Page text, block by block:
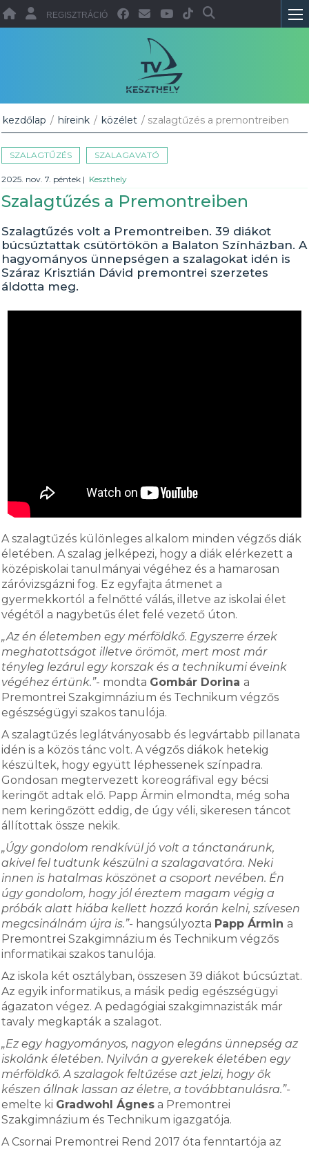
REGISZTRÁCIÓ
kezdőlap / híreink / közélet / szalagtűzés a premontreiben
SZALAGTŰZÉS SZALAGAVATÓ
2025. nov. 7. péntek | Keszthely
Szalagtűzés a Premontreiben
Szalagtűzés volt a Premontreiben. 39 diákot
búcsúztattak csütörtökön a Balaton Színházban. A
hagyományos ünnepségen a szalagokat idén is
Száraz Krisztián Dávid premontrei szerzetes
áldotta meg.
A szalagtűzés különleges alkalom minden végzős diák
életében. A szalag jelképezi, hogy a diák elérkezett a
középiskolai tanulmányai végéhez és a hamarosan
záróvizsgázni fog. Ez egyfajta átmenet a
gyermekkortól a felnőtté válás, illetve az iskolai élet
végétől a nagybetűs élet felé vezető úton.
„Az én életemben egy mérföldkő. Egyszerre érzek
meghatottságot illetve örömöt, mert most már
tényleg lezárul egy korszak és a technikumi éveink
végéhez értünk.”- mondta Gombár Dorinaa
Premontrei Szakgimnázium és Technikum végzős
egészségügyi szakos tanulója.
A szalagtűzés leglátványosabb és legvártabb pillanata
idén is a közös tánc volt. A végzős diákok hetekig
készültek, hogy együtt léphessenek színpadra.
Gondosan megtervezett koreográfival egy bécsi
keringőt adtak elő. Papp Ármin elmondta, még soha
nem keringőzött eddig, de úgy véli, sikeresen táncot
állítottak össze nekik.
„Úgy gondolom rendkívül jó volt a tánctanárunk,
akivel fel tudtunk készülni a szalagavatóra. Neki
innen is hatalmas köszönet a csoport nevében. Én
úgy gondolom, hogy jól éreztem magam végig a
próbák alatt hiába kellett hozzá korán kelni, szívesen
megcsinálnám újra is.”- hangsúlyozta Papp Ármina
Premontrei Szakgimnázium és Technikum végzős
informatikai szakos tanulója.
Az iskola két osztályban, összesen 39 diákot búcsúztat.
Az egyik informatikus, a másik pedig egészségügyi
ágazaton végez. A pedagógiai szakgimnazisták már
tavaly megkapták a szalagot.
„Ez egy hagyományos, nagyon elegáns ünnepség az
iskolánk életében. Nyilván a gyerekek életében egy
mérföldkő. A szalagok feltűzése azt jelzi, hogy ők
készen állnak lassan az életre, a továbbtanulásra.”-
emelte ki Gradwohl Ágnes a Premontrei
Szakgimnázium és Technikum igazgatója.
A Csornai Premontrei Rend 2017 óta fenntartója az